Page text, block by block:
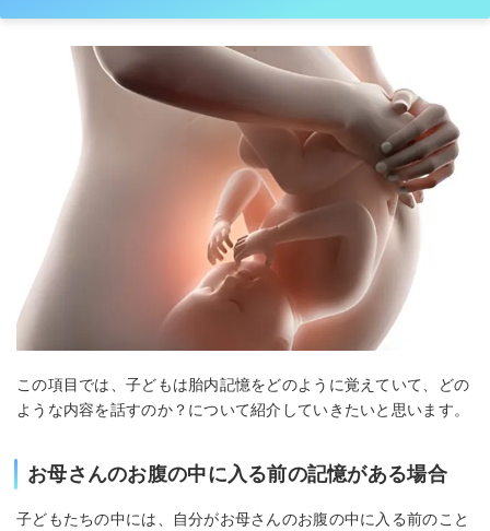
この項目では、子どもは胎内記憶をどのように覚えていて、どの
ような内容を話すのか？について紹介していきたいと思います。
お母さんのお腹の中に入る前の記憶がある場合
子どもたちの中には、自分がお母さんのお腹の中に入る前のこと